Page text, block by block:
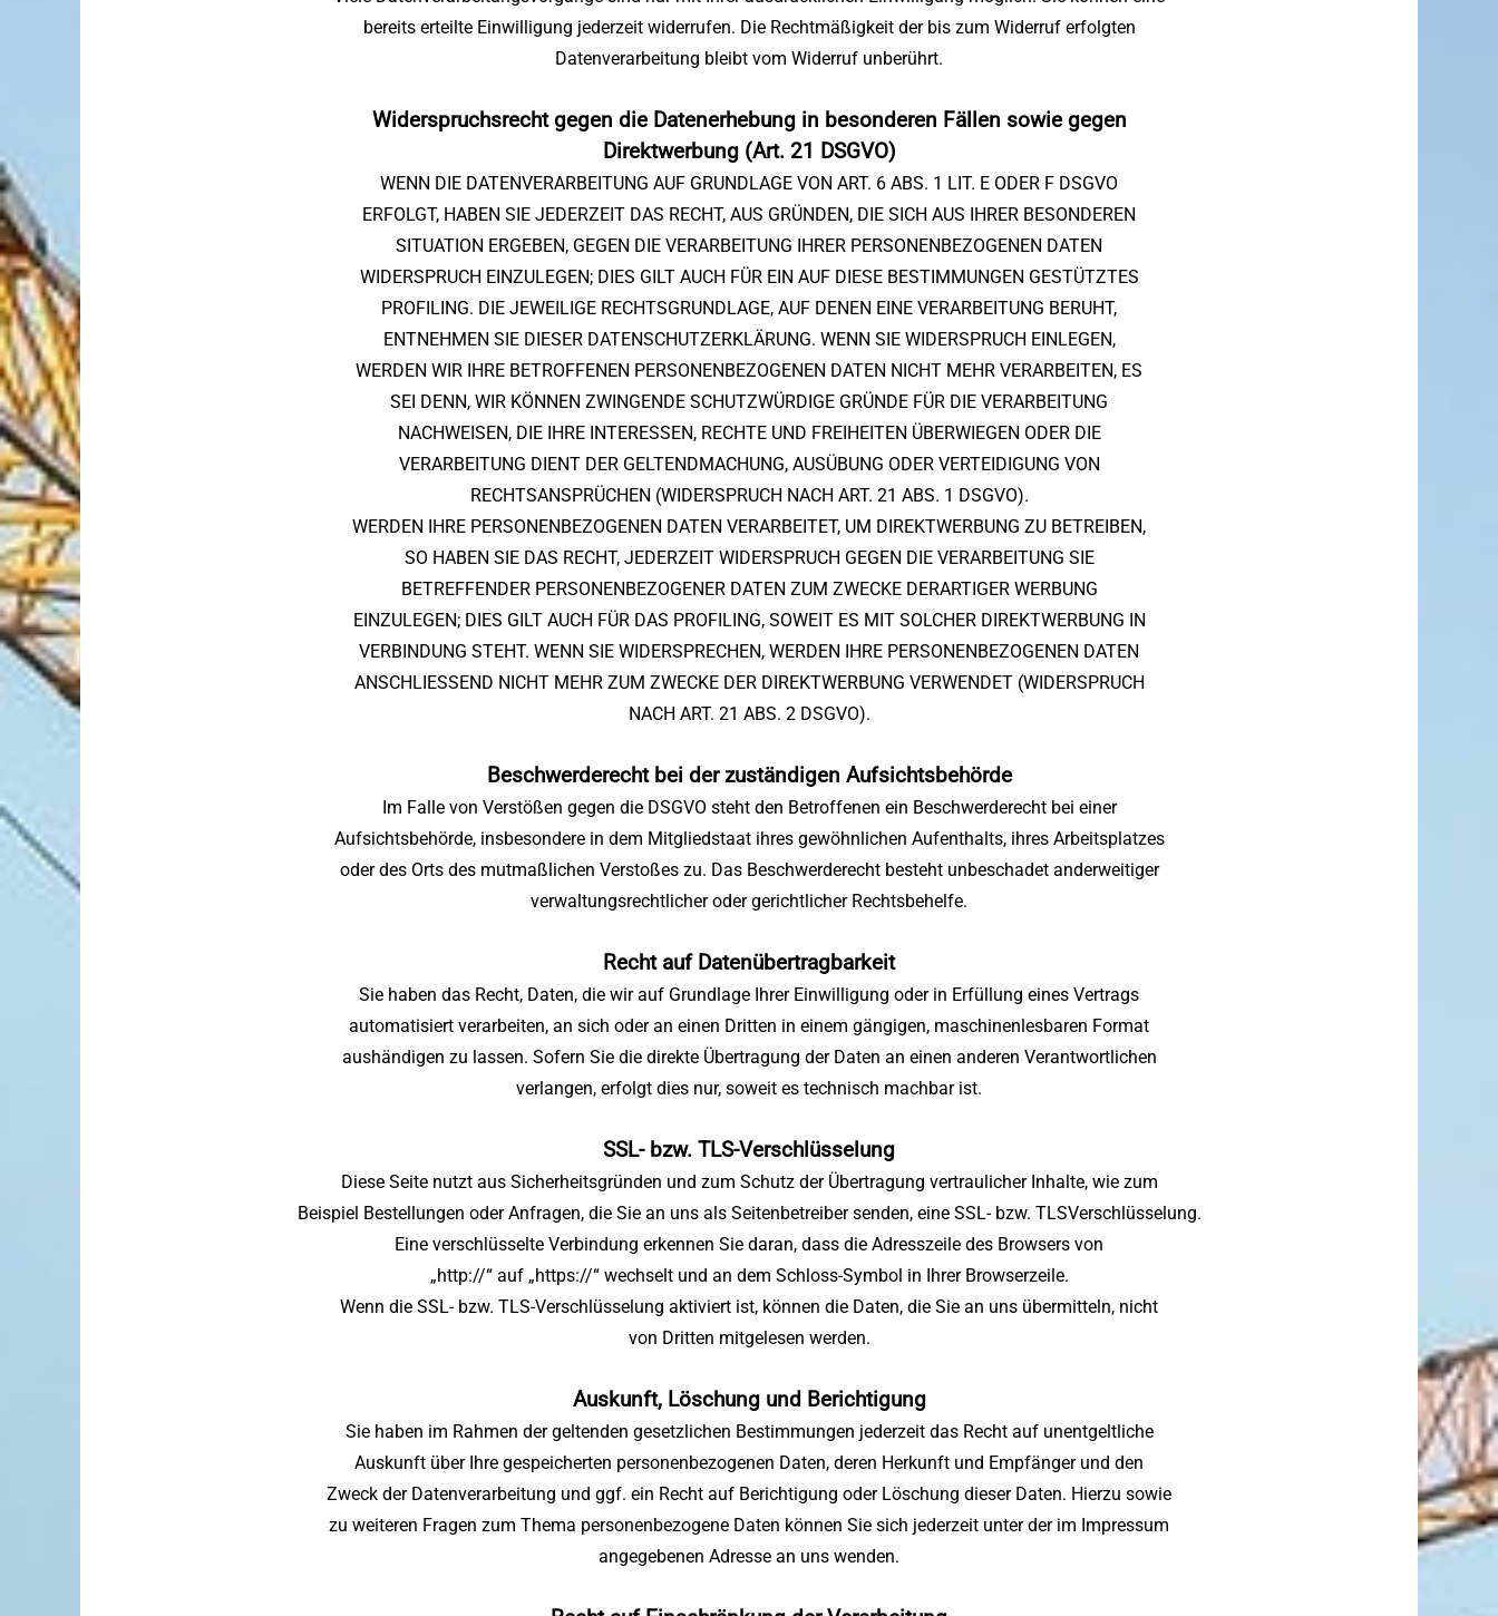
bereits erteilte Einwilligung jederzeit widerrufen. Die Rechtmäßigkeit der bis zum Widerruf erfolgten
Datenverarbeitung bleibt vom Widerruf unberührt.
Widerspruchsrecht gegen die Datenerhebung in besonderen Fällen sowie gegen
Direktwerbung (Art. 21 DSGVO)
WENN DIE DATENVERARBEITUNG AUF GRUNDLAGE VON ART. 6 ABS. 1 LIT. E ODER F DSGVO
ERFOLGT, HABEN SIE JEDERZEIT DAS RECHT, AUS GRÜNDEN, DIE SICH AUS IHRER BESONDEREN
SITUATION ERGEBEN, GEGEN DIE VERARBEITUNG IHRER PERSONENBEZOGENEN DATEN
WIDERSPRUCH EINZULEGEN; DIES GILT AUCH FÜR EIN AUF DIESE BESTIMMUNGEN GESTÜTZTES
PROFILING. DIE JEWEILIGE RECHTSGRUNDLAGE, AUF DENEN EINE VERARBEITUNG BERUHT,
ENTNEHMEN SIE DIESER DATENSCHUTZERKLÄRUNG. WENN SIE WIDERSPRUCH EINLEGEN,
WERDEN WIR IHRE BETROFFENEN PERSONENBEZOGENEN DATEN NICHT MEHR VERARBEITEN, ES
SEI DENN, WIR KÖNNEN ZWINGENDE SCHUTZWÜRDIGE GRÜNDE FÜR DIE VERARBEITUNG
NACHWEISEN, DIE IHRE INTERESSEN, RECHTE UND FREIHEITEN ÜBERWIEGEN ODER DIE
VERARBEITUNG DIENT DER GELTENDMACHUNG, AUSÜBUNG ODER VERTEIDIGUNG VON
RECHTSANSPRÜCHEN (WIDERSPRUCH NACH ART. 21 ABS. 1 DSGVO).
WERDEN IHRE PERSONENBEZOGENEN DATEN VERARBEITET, UM DIREKTWERBUNG ZU BETREIBEN,
SO HABEN SIE DAS RECHT, JEDERZEIT WIDERSPRUCH GEGEN DIE VERARBEITUNG SIE
BETREFFENDER PERSONENBEZOGENER DATEN ZUM ZWECKE DERARTIGER WERBUNG
EINZULEGEN; DIES GILT AUCH FÜR DAS PROFILING, SOWEIT ES MIT SOLCHER DIREKTWERBUNG IN
VERBINDUNG STEHT. WENN SIE WIDERSPRECHEN, WERDEN IHRE PERSONENBEZOGENEN DATEN
ANSCHLIESSEND NICHT MEHR ZUM ZWECKE DER DIREKTWERBUNG VERWENDET (WIDERSPRUCH
NACH ART. 21 ABS. 2 DSGVO).
Beschwerderecht bei der zuständigen Aufsichtsbehörde
Im Falle von Verstößen gegen die DSGVO steht den Betroffenen ein Beschwerderecht bei einer
Aufsichtsbehörde, insbesondere in dem Mitgliedstaat ihres gewöhnlichen Aufenthalts, ihres Arbeitsplatzes
oder des Orts des mutmaßlichen Verstoßes zu. Das Beschwerderecht besteht unbeschadet anderweitiger
verwaltungsrechtlicher oder gerichtlicher Rechtsbehelfe.
Recht auf Datenübertragbarkeit
Sie haben das Recht, Daten, die wir auf Grundlage Ihrer Einwilligung oder in Erfüllung eines Vertrags
automatisiert verarbeiten, an sich oder an einen Dritten in einem gängigen, maschinenlesbaren Format
aushändigen zu lassen. Sofern Sie die direkte Übertragung der Daten an einen anderen Verantwortlichen
verlangen, erfolgt dies nur, soweit es technisch machbar ist.
SSL- bzw. TLS-Verschlüsselung
Diese Seite nutzt aus Sicherheitsgründen und zum Schutz der Übertragung vertraulicher Inhalte, wie zum
Beispiel Bestellungen oder Anfragen, die Sie an uns als Seitenbetreiber senden, eine SSL- bzw. TLSVerschlüsselung.
Eine verschlüsselte Verbindung erkennen Sie daran, dass die Adresszeile des Browsers von
„http://“ auf „https://“ wechselt und an dem Schloss-Symbol in Ihrer Browserzeile.
Wenn die SSL- bzw. TLS-Verschlüsselung aktiviert ist, können die Daten, die Sie an uns übermitteln, nicht
von Dritten mitgelesen werden.
Auskunft, Löschung und Berichtigung
Sie haben im Rahmen der geltenden gesetzlichen Bestimmungen jederzeit das Recht auf unentgeltliche
Auskunft über Ihre gespeicherten personenbezogenen Daten, deren Herkunft und Empfänger und den
Zweck der Datenverarbeitung und ggf. ein Recht auf Berichtigung oder Löschung dieser Daten. Hierzu sowie
zu weiteren Fragen zum Thema personenbezogene Daten können Sie sich jederzeit unter der im Impressum
angegebenen Adresse an uns wenden.